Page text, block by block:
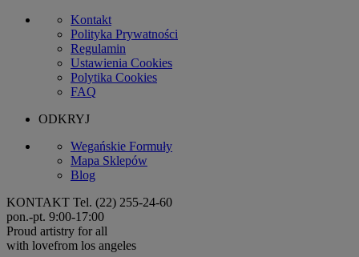
Kontakt
Polityka Prywatności
Regulamin
Ustawienia Cookies
Polytika Cookies
FAQ
ODKRYJ
Wegańskie Formuły
Mapa Sklepów
Blog
KONTAKT Tel. (22) 255-24-60
pon.-pt. 9:00-17:00
Proud artistry for all
with lovefrom los angeles